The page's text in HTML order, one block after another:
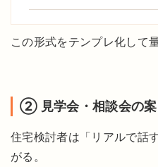
この形式をテンプレ化して
② 見学会・相談会の案
住宅検討者は「リアルで話
がる。